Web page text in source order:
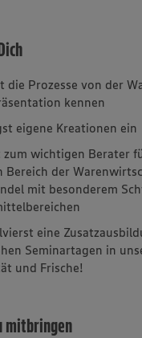
die Prozesse von der
kennen
eigene Kreationen ein
wichtigen Berater
Bereich der
mit besonderem
eine
Seminartagen in
und Frische!
mitbringen